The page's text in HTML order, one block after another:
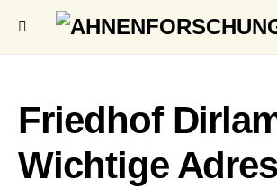
Friedhof
Wichtige